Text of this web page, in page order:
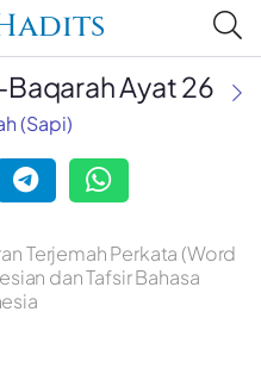
Ayat 26
(Sapi)
Terjemah Perkata (Word
dan Tafsir Bahasa